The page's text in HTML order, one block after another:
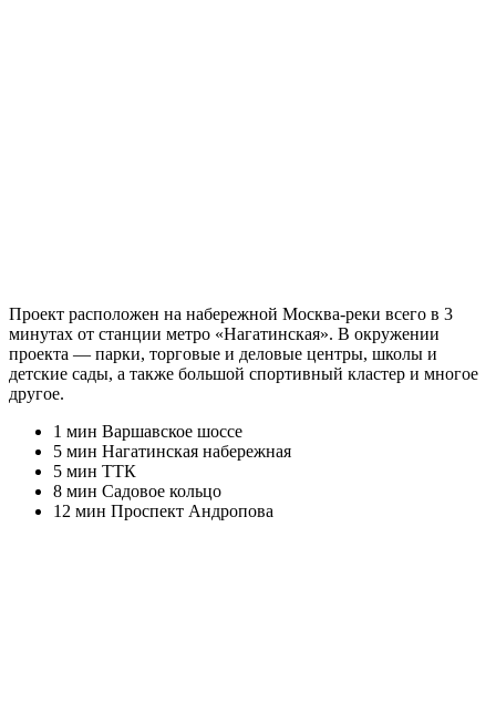
Проект расположен на набережной Москва-реки всего в 3
минутах от станции метро «Нагатинская». В окружении
проекта — парки, торговые и деловые центры, школы и
детские сады, а также большой спортивный кластер и многое
другое.
1 мин Варшавское шоссе
5 мин Нагатинская набережная
5 мин ТТК
8 мин Садовое кольцо
12 мин Проспект Андропова